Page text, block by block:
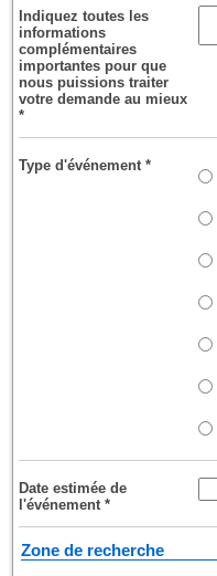
Indiquez toutes les
informations
complémentaires
importantes pour que
nous puissions traiter
votre demande au mieux
*
Type d'événement*
Date estimée de
l'événement*
Zone de recherche